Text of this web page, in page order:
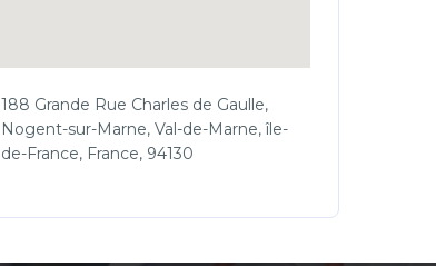
188 Grande Rue Charles de Gaulle,
Nogent-sur-Marne, Val-de-Marne, île-
de-France, France, 94130